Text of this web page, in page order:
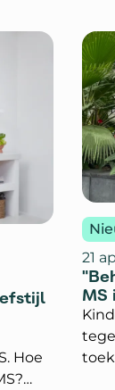
Hoe
21
MS